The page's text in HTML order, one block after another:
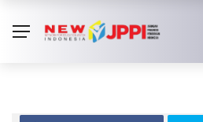
Simak sidak Kornas